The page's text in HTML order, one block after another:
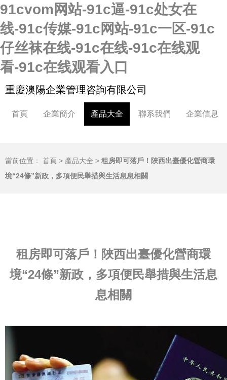
91cvom网站-91c逼-91c处女在
线-91c传媒-91c网站-91c一区-91c
仔丝袜在线-91c在线-91c在线观
看-91c在线观看入口
重慶澳陽企業管理咨詢有限公司
首頁 企業簡介 產品大全 聯系我們 企業信息
當前位置： 首頁 > 產品大全 > 租房即可落戶！陜西出臺優化營商環
境“24條”新政，多項便民舉措與生活息息相關
租房即可落戶！陜西出臺優化營商環
境“24條”新政，多項便民舉措與生活息
息相關